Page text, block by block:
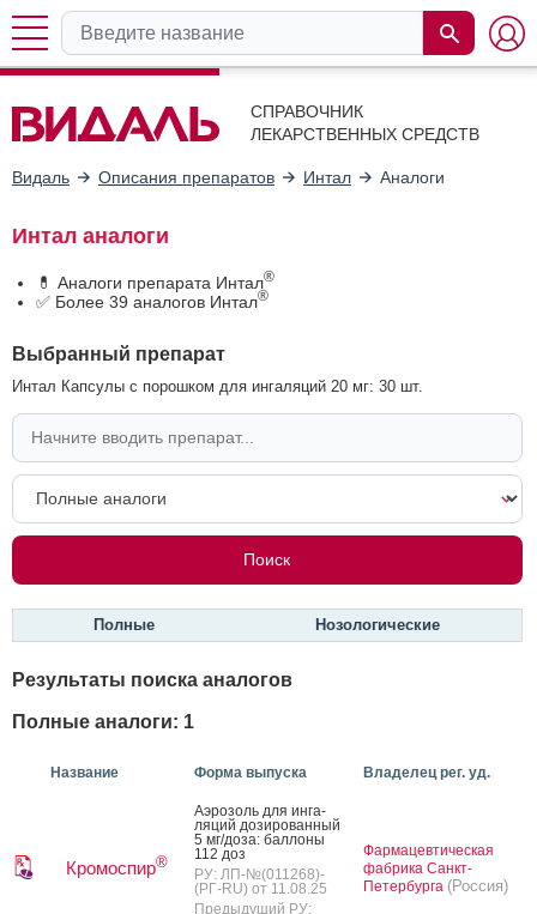
СПРАВОЧНИК
ЛЕКАРСТВЕННЫХ СРЕДСТВ
Видаль Описания препаратов Интал Аналоги
Интал аналоги
💊 Аналоги препарата Интал®
✅ Более 39 аналогов Интал®
Выбранный препарат
Интал Капсулы с порошком для ингаляций 20 мг: 30 шт.
Полные Нозологические
Результаты поиска аналогов
Полные аналоги: 1
Название Форма выпуска Владелец рег. уд.
Кромоспир®
А­эро­золь для ин­га­
ляций до­зиро­ван­ный
5 мг/до­за: бал­ло­ны
112 доз
РУ: ЛП-№(011268)-
(РГ-RU) от 11.08.25
Предыдущий РУ:
Фармацевтическая
фабрика Санкт-
Петербурга (Россия)